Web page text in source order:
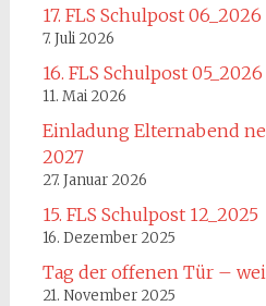
17. FLS Schulpost 06_2026
7. Juli 2026
16. FLS Schulpost 05_2026
11. Mai 2026
Einladung Elternabend
2027
27. Januar 2026
15. FLS Schulpost 12_2025
16. Dezember 2025
Tag der offenen Tür –
21. November 2025